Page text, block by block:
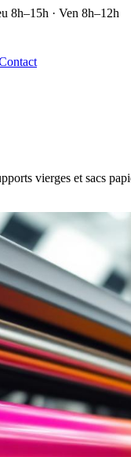
8h–15h · Ven 8h–12h
vierges et sacs